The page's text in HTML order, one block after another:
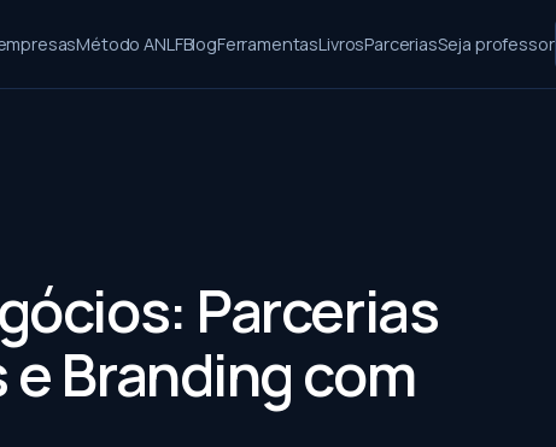
Método ANLFBlogFerramentasLivrosParceriasSeja professor
Parcerias
Branding com